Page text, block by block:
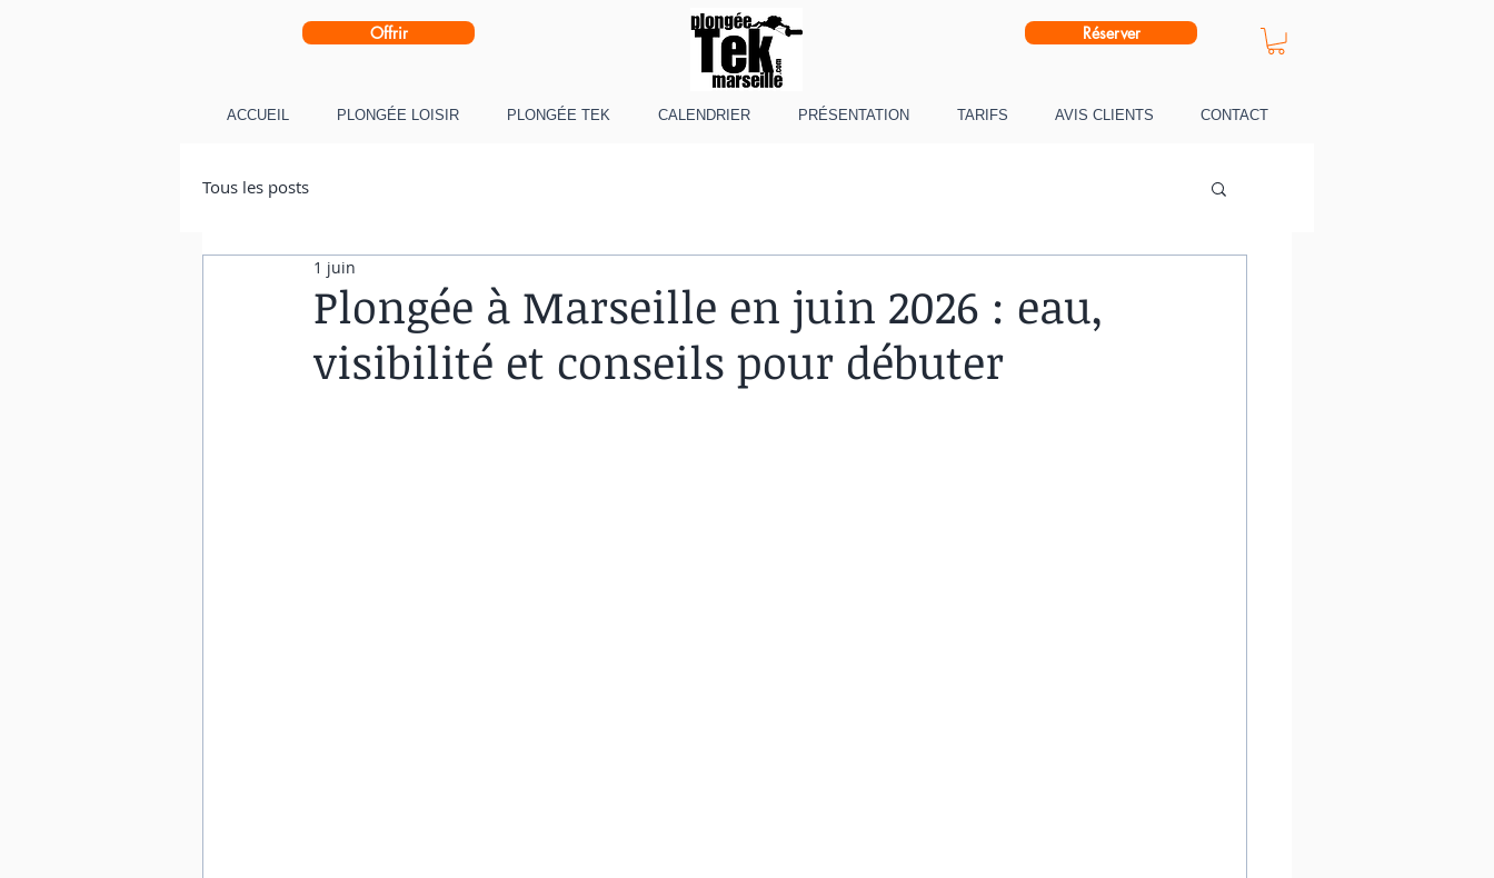
Offrir Réserver
ACCUEIL PLONGÉE LOISIR PLONGÉE TEK CALENDRIER PRÉSENTATION TARIFS AVIS CLIENTS CONTACT
Tous les posts
Plongée à Marseille en juin 2026 : eau,
visibilité et conseils pour débuter
1 juin